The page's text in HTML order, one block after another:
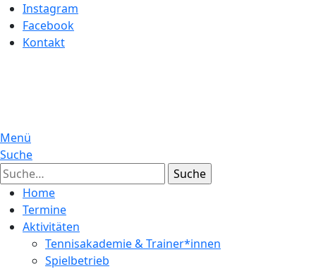
Instagram
Facebook
Kontakt
Menü
Suche
Suche
Home
Termine
Aktivitäten
Tennisakademie & Trainer*innen
Spielbetrieb